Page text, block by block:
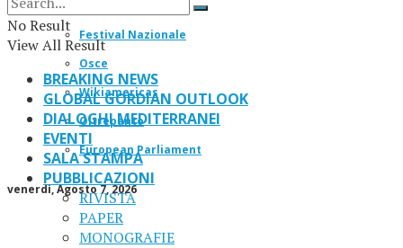
Festival Nazionale
Osce
Wikiamericas
Oltrepanto
European Parliament
venerdì, Agosto 7, 2026
No Result
View All Result
BREAKING NEWS
GLOBAL GORDIAN OUTLOOK
DIALOGHI MEDITERRANEI
EVENTI
SALA STAMPA
PUBBLICAZIONI
RIVISTA
PAPER
MONOGRAFIE